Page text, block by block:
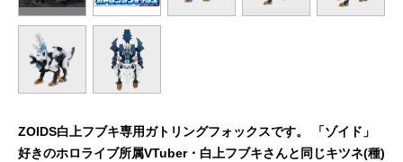
ZOIDS白上フブキ専用ガトリングフォックスです。 「ゾイド」
好きのホロライブ所属VTuber・白上フブキさんと同じキツネ(種)